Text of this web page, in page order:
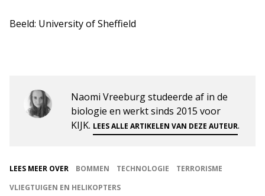
Beeld: University of Sheffield
Naomi Vreeburg studeerde af in de
biologie en werkt sinds 2015 voor
KIJK. LEES ALLE ARTIKELEN VAN DEZE AUTEUR.
LEES MEER OVER BOMMEN TECHNOLOGIE
TERRORISME
VLIEGTUIGEN EN HELIKOPTERS